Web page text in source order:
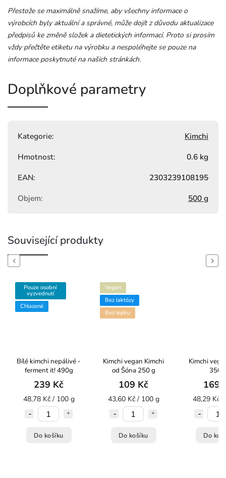
Přestože se maximálně snažíme, aby všechny informace o
výrobcích byly aktuální a správné, může dojít z důvodu aktualizace
předpisů ke změně složek a dietetických informací. Proto si prosím
vždy přečtěte etiketu na výrobku a nespoléhejte se pouze na
informace poskytnuté na našich stránkách.
Doplňkové parametry
Kategorie:
Kimchi
Hmotnost:
0.6 kg
EAN:
2303239108195
Objem: 500 g
Související produkty
Previous
Pouze osobní
vyzvednutí
Chlazené
Bílé kimchi nepálivé -
ferment it! 490g
239 Kč
48,78 Kč / 100 g
Do košíku
Vegan
Bez laktózy
Bez lepku
Kimchi vegan Kimchi
od Šóna 250 g
109 Kč
43,60 Kč / 100 g
Do košíku
Kimchi
350
169
48,29 Kč
Do
Next